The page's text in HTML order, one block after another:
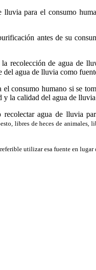
para el consumo
antes de su
recolección de agua de
del agua de lluvia como
consumo humano si se
y la calidad del agua de
agua de lluvia
libres de heces de animales,
utilizar esa fuente en